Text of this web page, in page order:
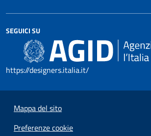
SEGUICI SU
https://designers.italia.it/
Mappa del sito
Preferenze cookie